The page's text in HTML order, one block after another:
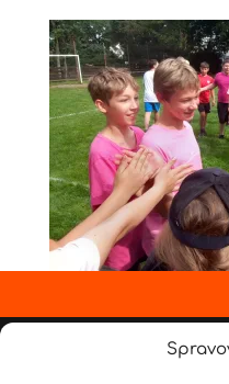
Senpai|